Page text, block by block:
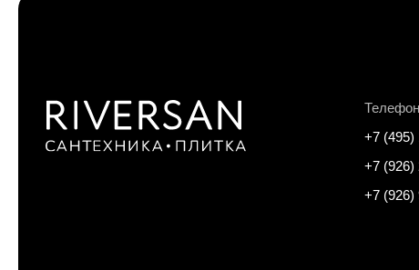
+7 (495)
+7 (926)
+7 (926)